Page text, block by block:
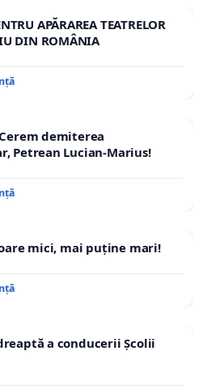
APĂRAREA TEATRELOR
DIN ROMÂNIA
demiterea
Petrean Lucian-Marius!
mici, mai puține mari!
a conducerii Școlii